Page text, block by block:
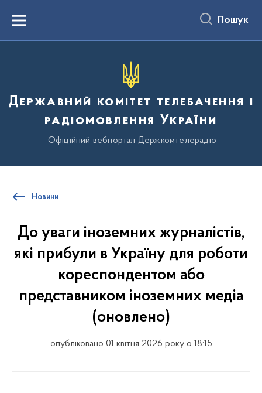
вмістуMenu Пошук
Державний комітет телебачення і
радіомовлення України
Офіційний вебпортал Держкомтелерадіо
Новини
До уваги іноземних журналістів,
які прибули в Україну для роботи
кореспондентом або
представником іноземних медіа
(оновлено)
опубліковано 01 квітня 2026 року о 18:15